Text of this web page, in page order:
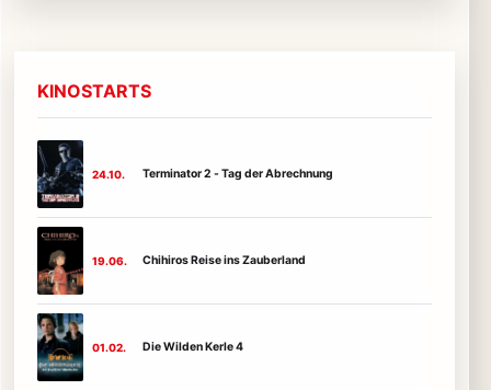
KINOSTARTS
24.10. Terminator 2 - Tag der Abrechnung
19.06. Chihiros Reise ins Zauberland
01.02. Die Wilden Kerle 4